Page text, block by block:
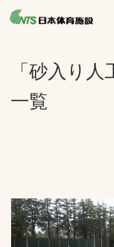
ニュース
プレスリリース
会社概要
採用情報
「砂入り
一覧